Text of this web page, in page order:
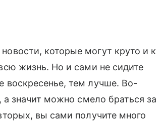
которые могут круто и к
жизнь. Но и сами не сидите
воскресенье, тем лучше. Во-
а значит можно смело браться за
вы сами получите много